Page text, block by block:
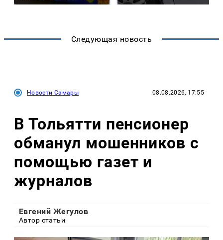
Следующая новость
Новости Самары 08.08.2026, 17:55
В Тольятти пенсионер
обманул мошенников с
помощью газет и
журналов
Евгений Жегулов
Автор статьи